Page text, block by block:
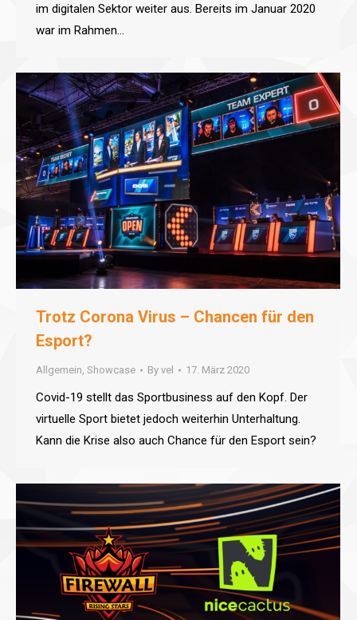
im digitalen Sektor weiter aus. Bereits im Januar 2020
war im Rahmen…
Trotz Corona Virus – Chancen für den
Esport?
Allgemein, Showcase By vel 17. März 2020
Covid-19 stellt das Sportbusiness auf den Kopf. Der
virtuelle Sport bietet jedoch weiterhin Unterhaltung.
Kann die Krise also auch Chance für den Esport sein?